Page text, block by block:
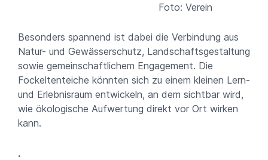
Foto: Verein
Besonders spannend ist dabei die Verbindung aus
Natur- und Gewässerschutz, Landschaftsgestaltung
sowie gemeinschaftlichem Engagement. Die
Fockeltenteiche könnten sich zu einem kleinen Lern-
und Erlebnisraum entwickeln, an dem sichtbar wird,
wie ökologische Aufwertung direkt vor Ort wirken
kann.
.